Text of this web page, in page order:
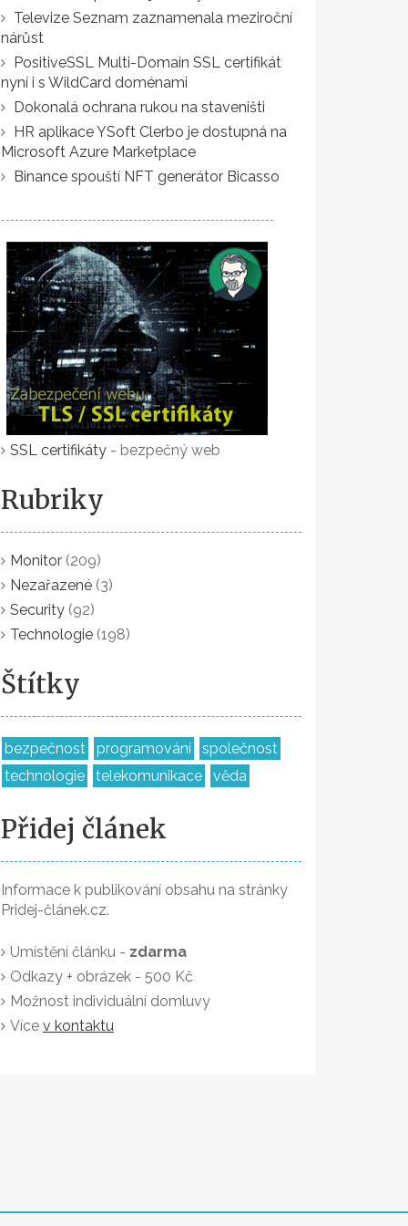
Televize Seznam zaznamenala meziroční
nárůst
PositiveSSL Multi-Domain SSL certifikát
nyní i s WildCard doménami
Dokonalá ochrana rukou na staveništi
HR aplikace YSoft Clerbo je dostupná na
Microsoft Azure Marketplace
Binance spouští NFT generátor Bicasso
SSL certifikáty - bezpečný web
Rubriky
Monitor (209)
Nezařazené (3)
Security (92)
Technologie (198)
Štítky
bezpečnost programování
společnost
technologie
telekomunikace věda
Přidej článek
Informace k publikování obsahu na stránky
Pridej-článek.cz.
Umístění článku - zdarma
Odkazy + obrázek - 500 Kč
Možnost individuální domluvy
Více v kontaktu